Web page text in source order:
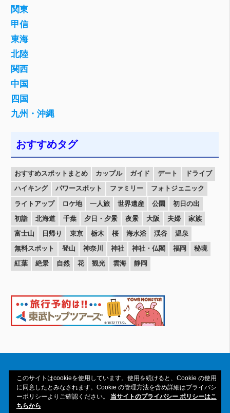
関東
甲信
東海
北陸
関西
中国
四国
九州・沖縄
おすすめタグ
おすすめスポットまとめ カップル ガイド デート
ドライブ
ハイキング
パワースポット ファミリー
フォトジェニック
ライトアップ
ロケ地 一人旅 世界遺産 公園
初日の出
初詣
北海道 千葉 夕日・夕景 夜景 大阪 夫婦
家族
富士山
日帰り 東京 栃木 桜 海水浴 渓谷
温泉
無料スポット
登山 神奈川 神社 神社・仏閣 福岡
秘境
紅葉
絶景 自然 花 観光 雲海 静岡
Copyright© 2016-2026amAtavi All Rights
このサイトはcookieを使用しています。使用を続けると、Cookie の使用
に同意したとみなされます。Cookie の管理方法を含め詳細はプライバシ
ーポリシーよりご確認ください。 当サイトのプライバシー ポリシーはこ
ちらから